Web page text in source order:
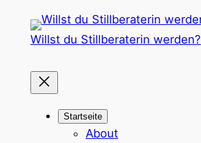
Inhalt
Willst du Stillberaterin werden?
Startseite
About